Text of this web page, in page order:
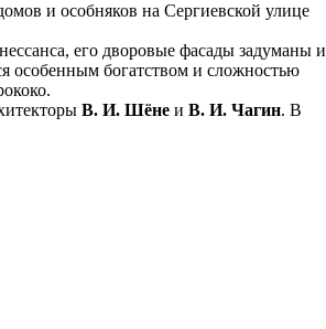
и особняков на Сергиевской улице
его дворовые фасады задуманы и
особенным богатством и сложностью
В. И. Шёне и В. И. Чагин. В